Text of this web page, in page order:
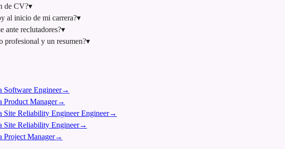
de CV?▾
al inicio de mi carrera?▾
ante reclutadores?▾
profesional y un resumen?▾
Software Engineer→
Product Manager→
Site Reliability Engineer Engineer→
Site Reliability Engineer→
Project Manager→